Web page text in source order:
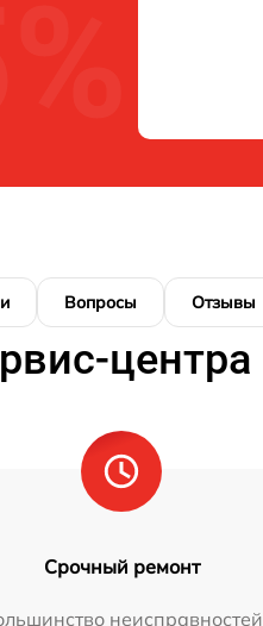
Вопросы Отзывы
центра
Срочный ремонт
неисправностей